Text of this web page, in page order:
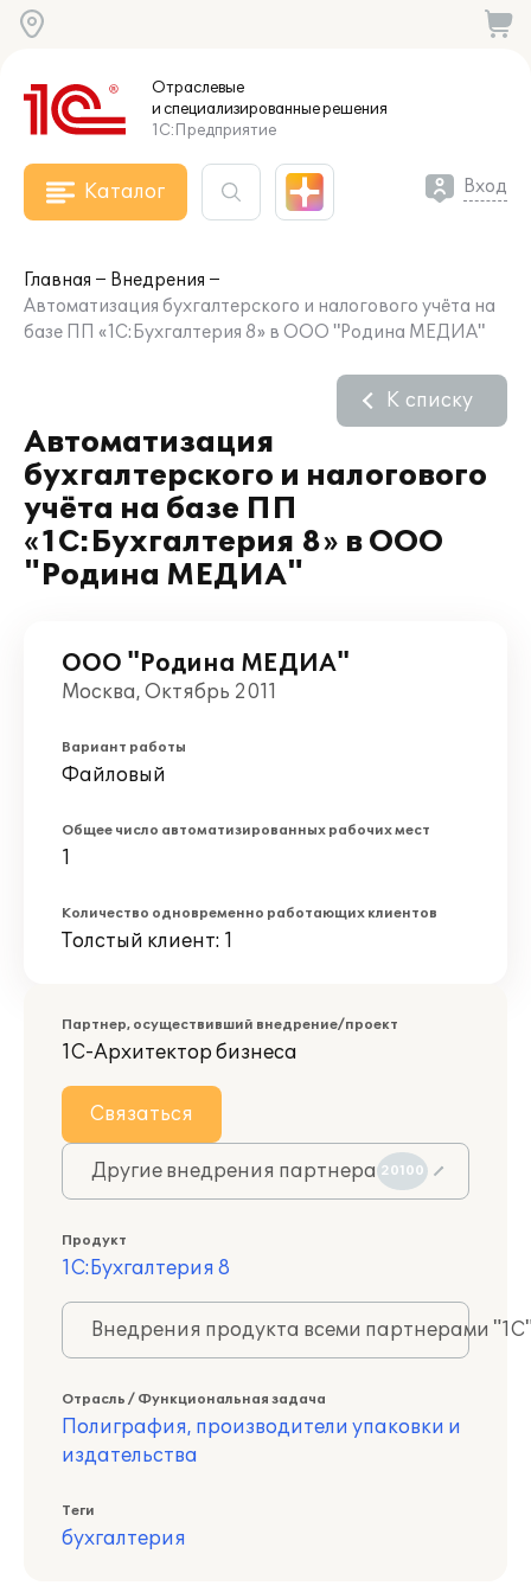
Отраслевые
и специализированныерешения
1С:Предприятие
Каталог Вход
Главная
Внедрения
Автоматизация бухгалтерского и налогового учёта на
базе ПП «1С:Бухгалтерия 8» в ООО "Родина МЕДИА"
Автоматизация
бухгалтерского и налогового
учёта на базе ПП
«1С:Бухгалтерия 8» в ООО
"Родина МЕДИА"
К списку
ООО "Родина МЕДИА"
Москва, Октябрь 2011
Вариант работы
Файловый
Общее число автоматизированных рабочих мест
1
Количество одновременно работающих клиентов
Толстый клиент: 1
Партнер, осуществивший внедрение/проект
1С-Архитектор бизнеса
Связаться
Другие внедрения партнера 20100
Продукт
1С:Бухгалтерия 8
Внедрения продукта всеми партнерами
Отрасль / Функциональная задача
Полиграфия, производители упаковки и
издательства
Теги
бухгалтерия